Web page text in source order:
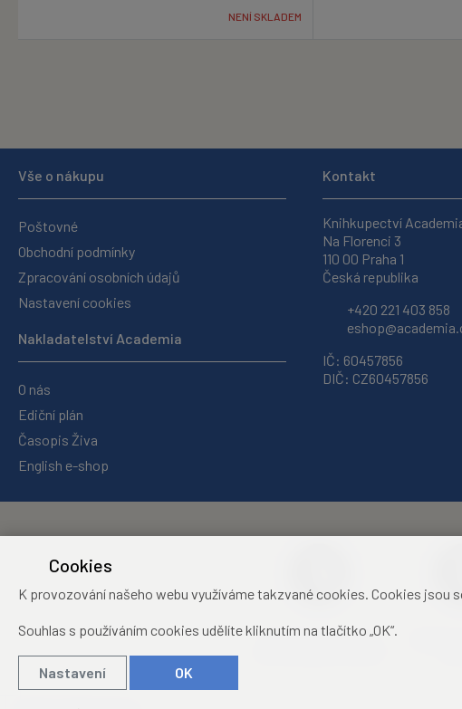
NENÍ SKLADEM
Vše o nákupu
Poštovné
Obchodní podmínky
Zpracování osobních údajů
Nastavení cookies
Nakladatelství Academia
O nás
Ediční plán
Časopis Živa
English e-shop
Kontakt
Knihkupectví
Na Florenci 3
110 00 Praha 1
Česká republika
+420 221 403 858
IČ: 60457856
DIČ: CZ60457856
Středisko společných
Cookies
K provozování našeho webu využíváme takzvané cookies. Cookies
Souhlas s používáním cookies udělíte kliknutím na tlačítko „OK“.
Nastavení OK